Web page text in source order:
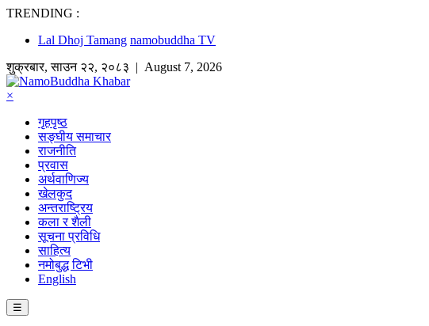
TRENDING :
Lal Dhoj Tamang namobuddha TV
शुक्रबार,साउन २२, २०८३ | August 7, 2026
×
गृहपृष्ठ
सङ्घीय समाचार
राजनीति
प्रवास
अर्थवाणिज्य
खेलकुद
अन्तराष्ट्रिय
कला र शैली
सूचना प्रविधि
साहित्य
नमोबुद्ध टिभी
English
☰